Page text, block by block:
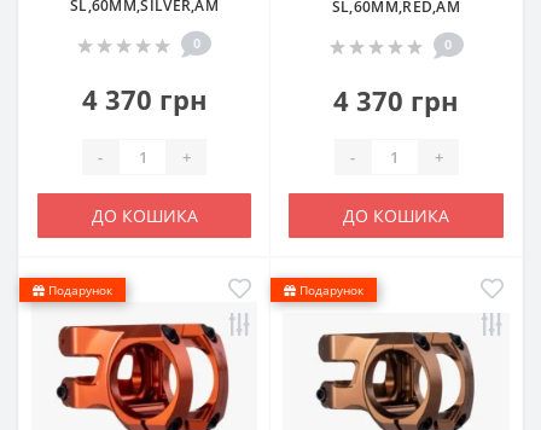
SL,60MM,SILVER,AM
0
4 370 грн
- +
ДО КОШИКА
SL,60MM,RED,AM
0
4 370 грн
- +
ДО КОШИКА
Подарунок Подарунок